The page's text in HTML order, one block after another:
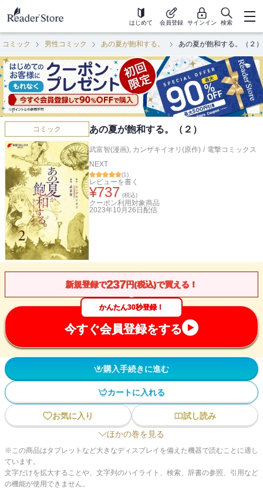
はじめて 会員登録 サインイン 検索
コミック 男性コミック あの夏が飽和する。 あの夏が飽和する。（２）
コミック あの夏が飽和する。（２）
武富智(漫画), カンザキイオリ(原作) / 電撃コミックス
NEXT
(1)
レビューを書く
¥737 (税込)
クーポン利用対象商品
2023年10月26日 配信
新規登録で237円(税込)で買える！
かんたん30秒登録！
今すぐ会員登録をする
購入手続きに進む
カートに入れる
お気に入り
試し読み
ほかの巻を見る
※この商品はタブレットなど大きなディスプレイを備えた機器で読むことに適し
ています。
文字だけを拡大することや、文字列のハイライト、検索、辞書の参照、引用など
の機能が使用できません。